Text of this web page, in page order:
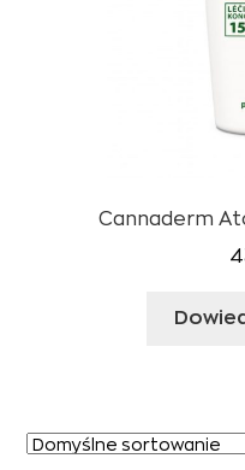
Cannaderm